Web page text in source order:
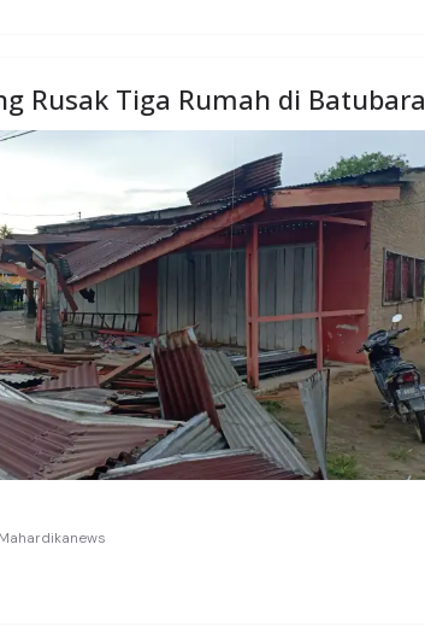
Rusak Tiga Rumah di Batubara
Mahardikanews